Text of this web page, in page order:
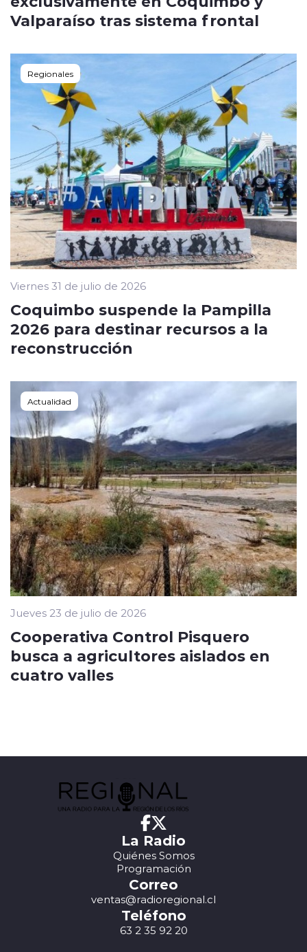
Valparaíso tras sistema frontal
Regionales
Viernes 31 de julio de 2026
Coquimbo suspende la Pampilla
2026 para destinar recursos a la
reconstrucción
Actualidad
Jueves 23 de julio de 2026
Cooperativa Control Pisquero
busca a agricultores aislados en
cuatro valles
La Radio
Quiénes Somos
Programación
Correo
ventas@radioregional.cl
Teléfono
63 2 35 92 20